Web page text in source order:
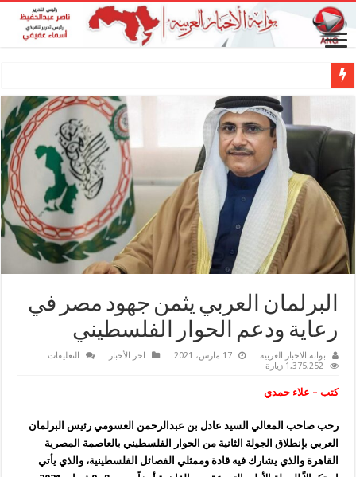
البرلمان العربي يثمن جهود مصر في
رعاية ودعم الحوار الفلسطيني
بوابة الاخبار العربية 17 مارس، 2021 اخر الأخبار التعليقات
رعاية
الحوار
الفلسطيني
مغلقة
1,375,252 زيارة
كتب – علاء حمدي
رحب صاحب المعالي السيد عادل بن عبدالرحمن العسومي رئيس البرلمان
العربي بإنطلاق الجولة الثانية من الحوار الفلسطيني بالعاصمة المصرية
القاهرة والذي يشارك فيه قادة وممثلي الفصائل الفلسطينية، والذي يأتي